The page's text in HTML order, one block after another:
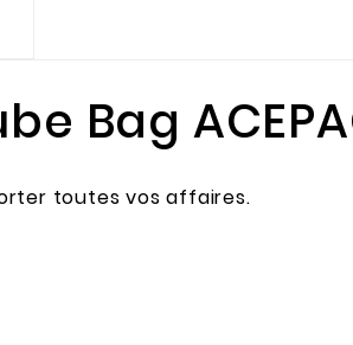
Bag
toutes vos affaires.